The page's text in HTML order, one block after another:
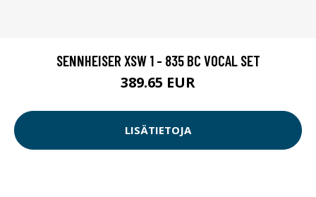
SENNHEISER XSW 1 - 835 BC VOCAL SET
389.65 EUR
LISÄTIETOJA